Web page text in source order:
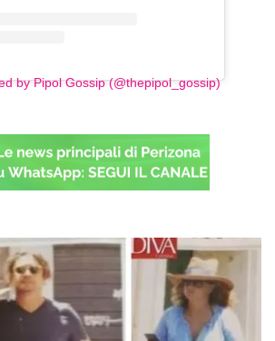
by Pipol Gossip (@thepipol_gossip)